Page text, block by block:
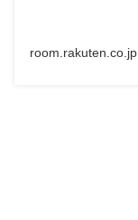
room.rakuten.co.jp